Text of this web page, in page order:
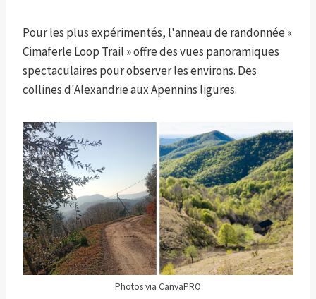
Pour les plus expérimentés, l'anneau de randonnée «
Cimaferle Loop Trail » offre des vues panoramiques
spectaculaires pour observer les environs. Des
collines d'Alexandrie aux Apennins ligures.
Photos via CanvaPRO